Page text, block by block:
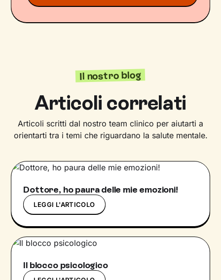
Il nostro blog
Articoli correlati
Articoli scritti dal nostro team clinico per aiutarti a
orientarti tra i temi che riguardano la salute mentale.
Dottore, ho paura delle mie emozioni!
LEGGI L'ARTICOLO
Il blocco psicologico